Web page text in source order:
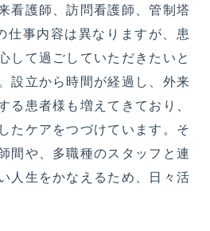
ジ
護
看護師、訪問看護師、管制塔
仕事内容は異なりますが、患
して過ごしていただきたいと
設立から時間が経過し、外来
る患者様も増えてきており、
たケアをつづけています。そ
間や、多職種のスタッフと連
人生をかなえるため、日々活